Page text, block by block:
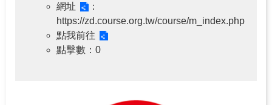
網址
：
https://zd.course.org.tw/course/m_index.php
點我前往
點擊數 ：0